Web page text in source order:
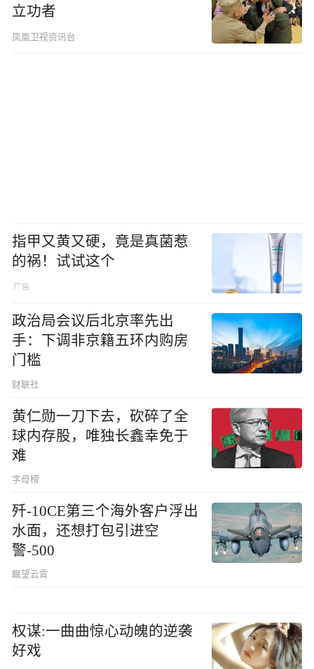
立功者
凤凰卫视资讯台
指甲又黄又硬，竟是真菌惹
的祸！试试这个
政治局会议后北京率先出
手：下调非京籍五环内购房
门槛
财联社
黄仁勋一刀下去，砍碎了全
球内存股，唯独长鑫幸免于
难
字母榜
歼-10CE第三个海外客户浮出
水面，还想打包引进空
警-500
瞩望云霄
权谋:一曲曲惊心动魄的逆袭
好戏